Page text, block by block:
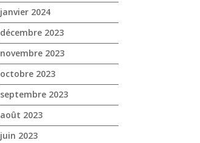
janvier 2024
décembre 2023
novembre 2023
octobre 2023
septembre 2023
août 2023
juin 2023